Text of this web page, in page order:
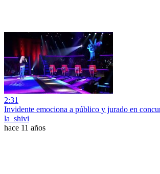
2:31
Invidente emociona a público y jurado en
la_shivi
hace 11 años